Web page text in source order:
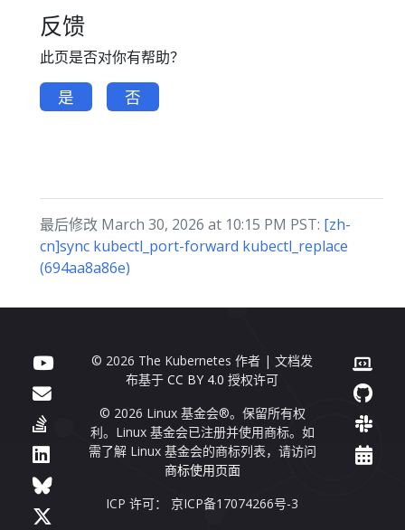
反馈
此页是否对你有帮助？
是 否
最后修改 March 30, 2026 at 10:15 PM PST: [zh-
cn]sync kubectl_port-forward kubectl_replace
(694aa8a86e)
© 2026 The Kubernetes 作者 | 文档发
布基于CC BY 4.0 授权许可
© 2026 Linux 基金会®。保留所有权
利。Linux 基金会已注册并使用商标。如
需了解 Linux 基金会的商标列表，请访问
商标使用页面
ICP 许可： 京ICP备17074266号-3